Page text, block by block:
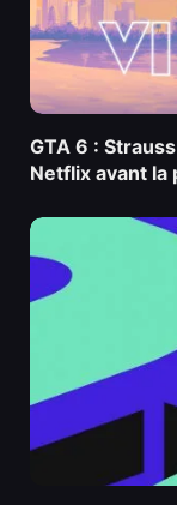
GTA 6 :
Netflix avant la